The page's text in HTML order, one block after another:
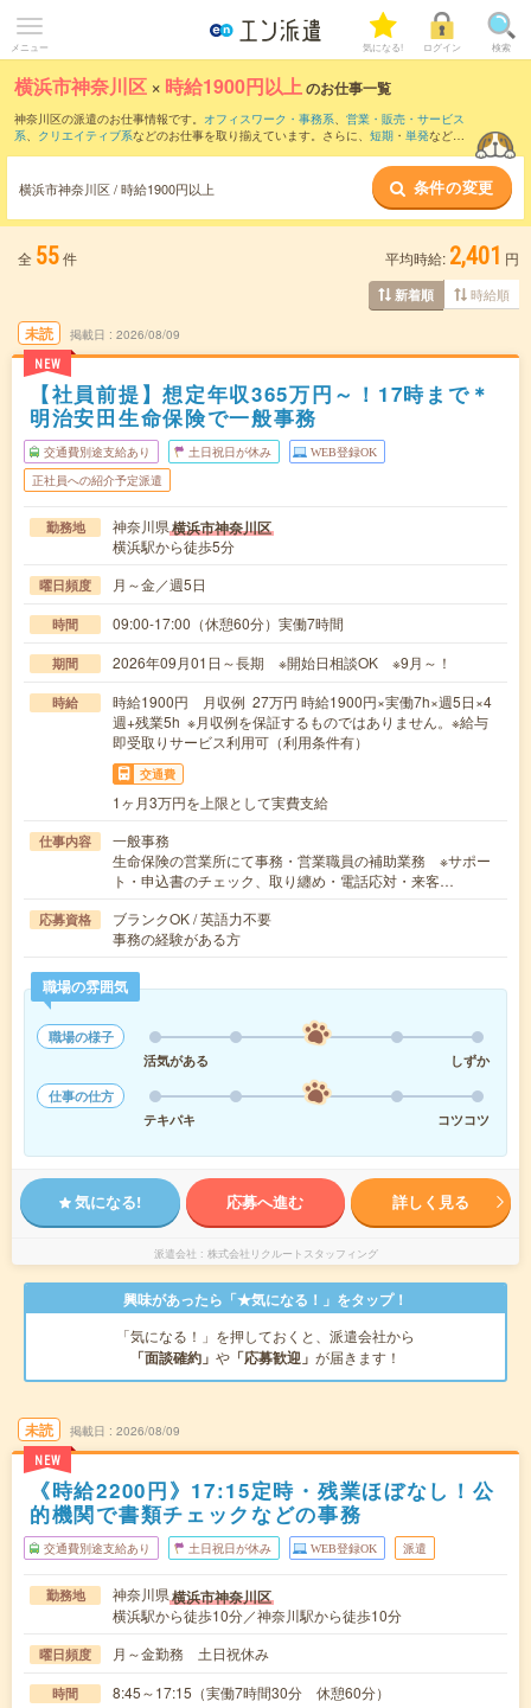
メニュー 気になる! ログイン 検索
横浜市神奈川区 × 時給1900円以上のお仕事一覧
神奈川区の派遣のお仕事情報です。 オフィスワーク・事務系、 営業・販売・サービス
系、 クリエイティブ系などのお仕事を取り揃えています。さらに、 短期 ・ 単発などの
横浜市神奈川区 / 時給1900円以上 条件の変更
全 55件 平均時給: 2,401 円
新着順 時給順
未読
NEW
掲載日 2026/08/09
【社員前提】想定年収365万円～！17時まで＊
明治安田生命保険で一般事務
交通費別途支給あり 土日祝日が休み WEB登録OK
正社員への紹介予定派遣
勤務地 神奈川県横浜市神奈川区
横浜駅から徒歩5分
曜日頻度 月～金／週5日
時間 09:00-17:00（休憩60分）実働7時間
期間 2026年09月01日～長期 ※開始日相談OK ※9月～！
時給
時給1900円 月収例 27万円 時給1900円×実働7h×週5日×4
週+残業5h ※月収例を保証するものではありません。※給与
即受取りサービス利用可（利用条件有）
交通費
1ヶ月3万円を上限として実費支給
仕事内容
一般事務
生命保険の営業所にて事務・営業職員の補助業務 ※サポー
ト・申込書のチェック、取り纏め・電話応対・来客…
応募資格
ブランクOK / 英語力不要
事務の経験がある方
職場の雰囲気
職場の様子
活気がある
しずか
仕事の仕方
テキパキ
コツコツ
気になる! 応募へ進む 詳しく見る
派遣会社 株式会社リクルートスタッフィング
興味があったら「★気になる！」をタップ！
「気になる！」を押しておくと、派遣会社から
「面談確約」 や 「応募歓迎」 が届きます！
未読
NEW
掲載日 2026/08/09
《時給2200円》17:15定時・残業ほぼなし！公
的機関で書類チェックなどの事務
交通費別途支給あり 土日祝日が休み WEB登録OK 派遣
勤務地 神奈川県横浜市神奈川区
横浜駅から徒歩10分／神奈川駅から徒歩10分
曜日頻度 月～金勤務 土日祝休み
時間 8:45～17:15（実働7時間30分 休憩60分）